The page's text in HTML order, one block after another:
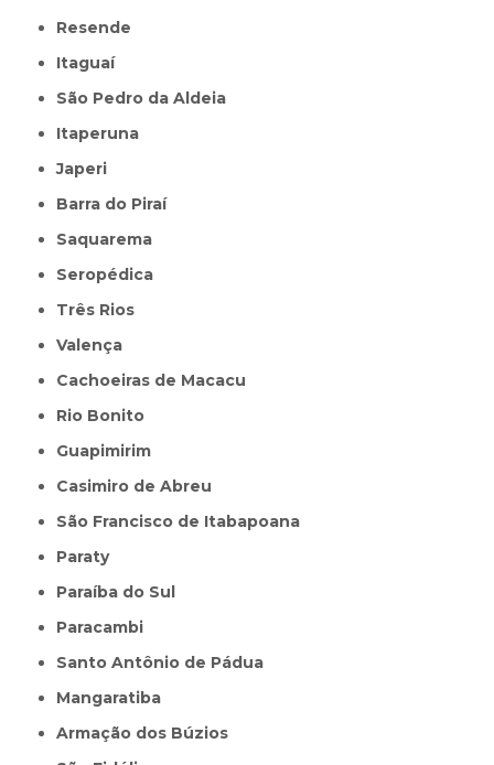
Resende
Itaguaí
São Pedro da Aldeia
Itaperuna
Japeri
Barra do Piraí
Saquarema
Seropédica
Três Rios
Valença
Cachoeiras de Macacu
Rio Bonito
Guapimirim
Casimiro de Abreu
São Francisco de Itabapoana
Paraty
Paraíba do Sul
Paracambi
Santo Antônio de Pádua
Mangaratiba
Armação dos Búzios